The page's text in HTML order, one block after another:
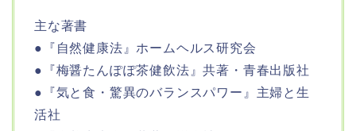
主な著書
●『自然健康法』ホームヘルス研究会
●『梅醤たんぽぽ茶健飲法』共著・青春出版社
●『気と食・驚異のバランスパワー』主婦と生
活社